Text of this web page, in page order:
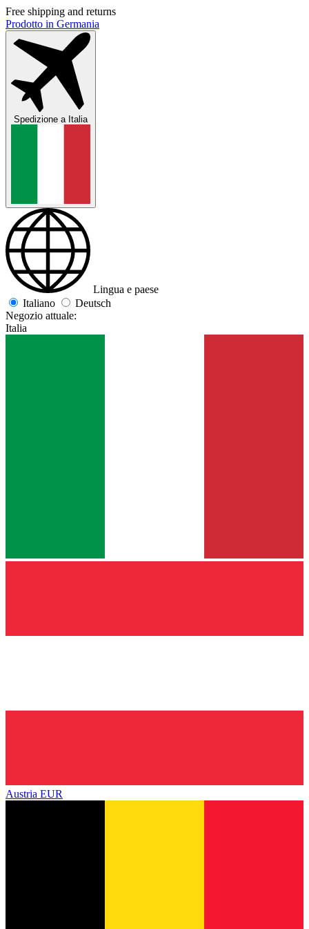
Free shipping and returns
Prodotto in Germania
Spedizione aItalia
Lingua e paese
Italiano
Deutsch
Negozio attuale:
Italia
Austria EUR